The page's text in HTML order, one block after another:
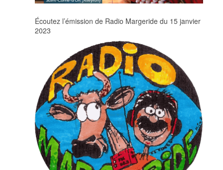
Écoutez l’émission de Radio Margeride du 15 janvier
2023